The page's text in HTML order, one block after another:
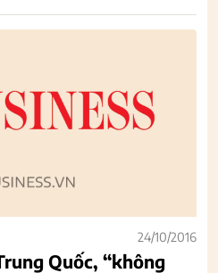
24/10/2016
Quốc, “không